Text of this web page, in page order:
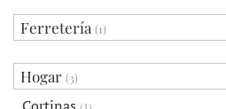
Ferretería (1)
Hogar (3)